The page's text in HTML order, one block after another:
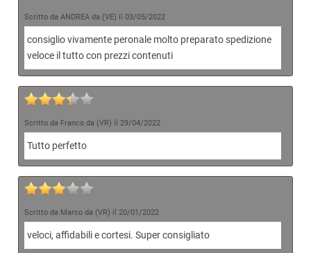
Scritto da ANDREA da (VE) il 03/05/2022
consiglio vivamente peronale molto preparato spedizione
veloce il tutto con prezzi contenuti
Scritto da Franco da (VR) il 29/04/2022
Tutto perfetto
Scritto da Marco da (VR) il 20/01/2022
veloci, affidabili e cortesi. Super consigliato